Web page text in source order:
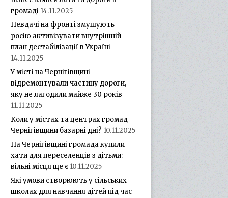
громаді 14.11.2025
Невдачі на фронті змушують
росію активізувати внутрішній
план дестабілізації в Україні
14.11.2025
У місті на Чернігівщині
відремонтували частину дороги,
яку не лагодили майже 30 років
11.11.2025
Коли у містах та центрах громад
Чернігівщини базарні дні? 10.11.2025
На Чернігівщині громада купили
хати для переселенців з дітьми:
вільні місця ще є 10.11.2025
Які умови створюють у сільських
школах для навчання дітей під час